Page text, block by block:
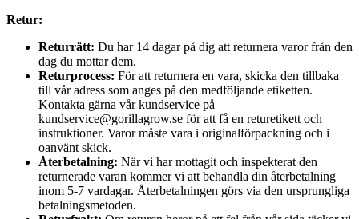
Retur:
Returrätt: Du har 14 dagar på dig att returnera varor från den
dag du mottar dem.
Returprocess: För att returnera en vara, skicka den tillbaka
till vår adress som anges på den medföljande etiketten.
Kontakta gärna vår kundservice på
kundservice@gorillagrow.se för att få en returetikett och
instruktioner. Varor måste vara i originalförpackning och i
oanvänt skick.
Återbetalning: När vi har mottagit och inspekterat den
returnerade varan kommer vi att behandla din återbetalning
inom 5-7 vardagar. Återbetalningen görs via den ursprungliga
betalningsmetoden.